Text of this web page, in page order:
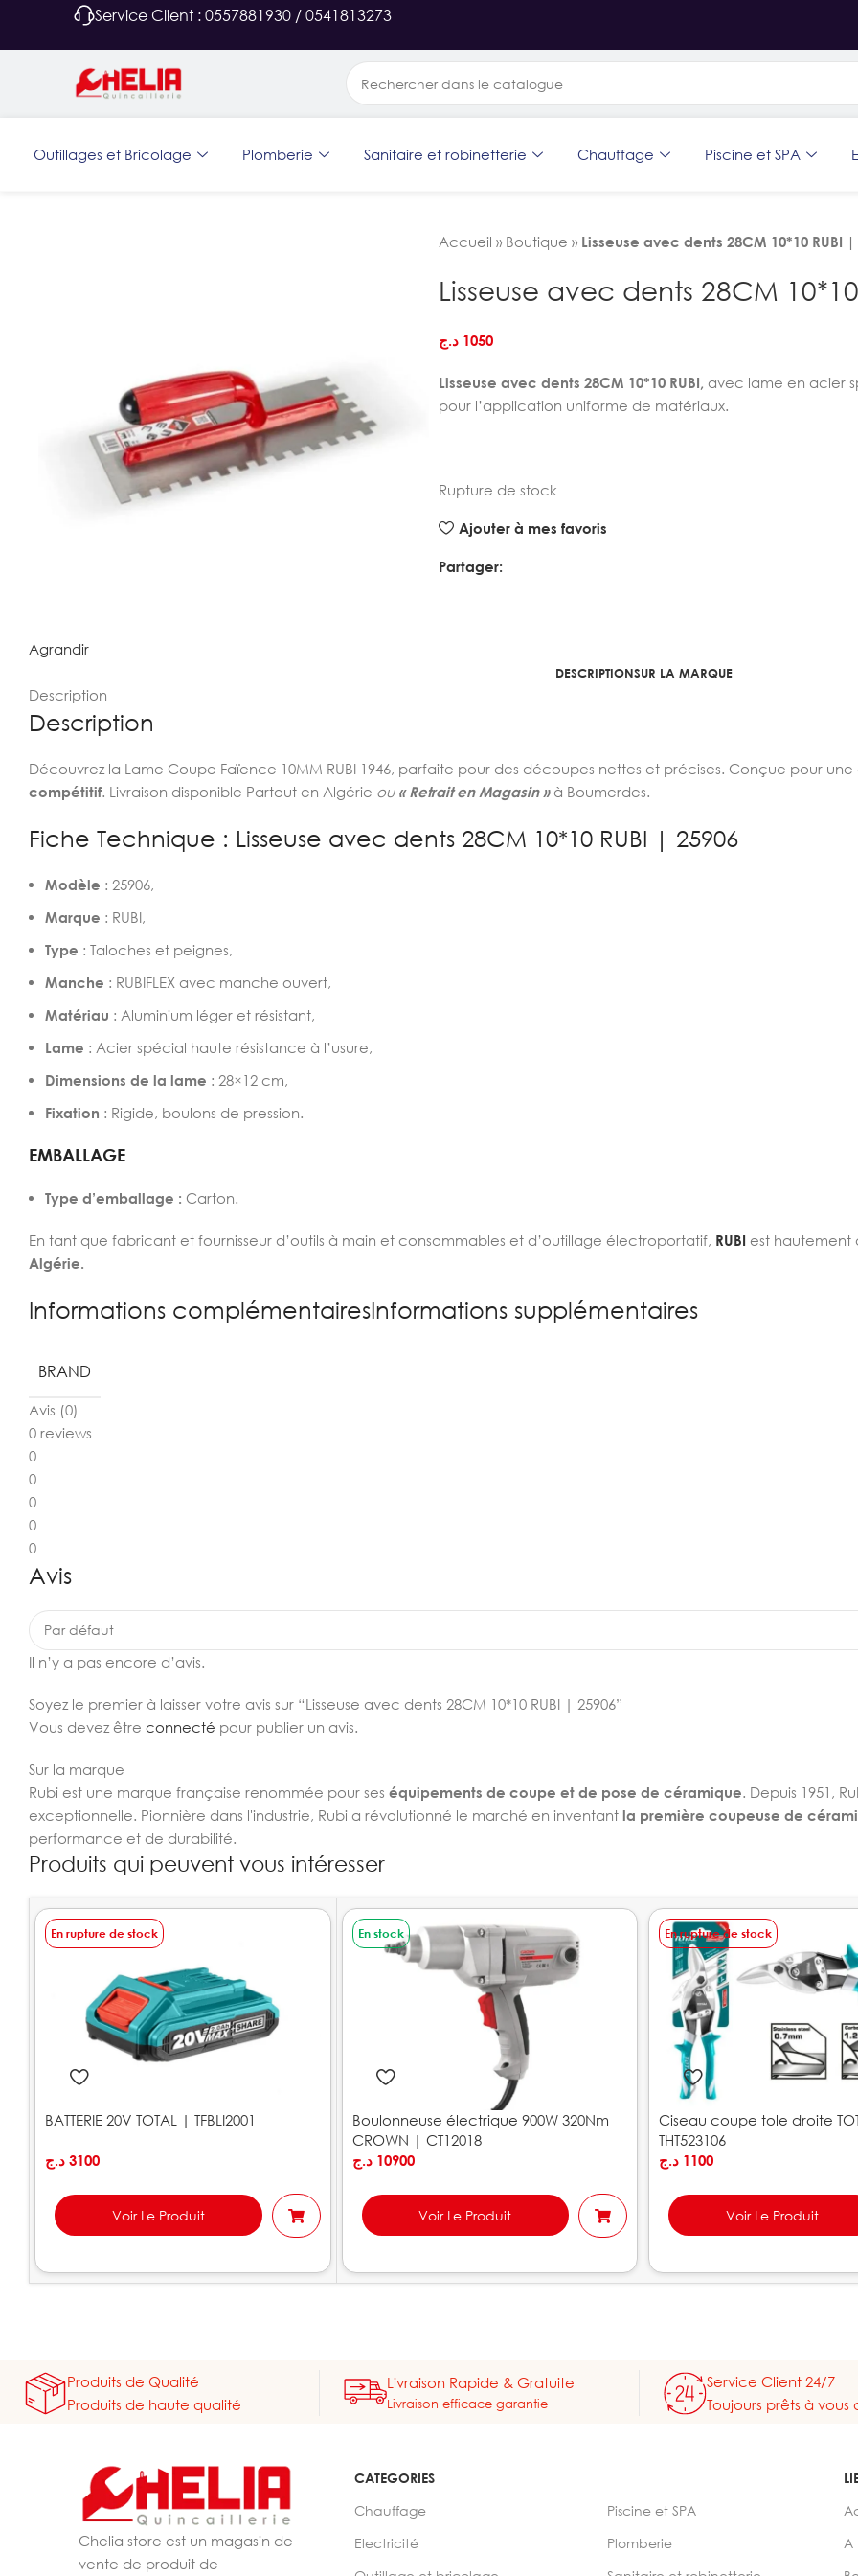
Service Client : 0557881930 / 0541813273
Outillages et Bricolage Plomberie Sanitaire et robinetterie Chauffage Piscine et SPA
Agrandir
Accueil » Boutique » Lisseuse avec dents 28CM 10*10 RUBI |
Lisseuse avec dents 28CM
1050 د.ج
Lisseuse avec dents 28CM 10*10 RUBI, avec lame en acier
pour l’application uniforme de matériaux.
Rupture de stock
Ajouter à mes favoris
Partager:
DESCRIPTIONSUR LA MARQUE
Description
Description
Découvrez la Lame Coupe Faïence 10MM RUBI 1946, parfaite pour des découpes nettes et précises. Conçue pour
compétitif. Livraison disponible Partout en Algérie ou « Retrait en Magasin » à Boumerdes.
Fiche Technique : Lisseuse avec dents 28CM 10*10 RUBI | 25906
Modèle : 25906,
Marque : RUBI,
Type : Taloches et peignes,
Manche : RUBIFLEX avec manche ouvert,
Matériau : Aluminium léger et résistant,
Lame : Acier spécial haute résistance à l’usure,
Dimensions de la lame : 28×12 cm,
Fixation : Rigide, boulons de pression.
EMBALLAGE
Type d’emballage : Carton.
En tant que fabricant et fournisseur d’outils à main et consommables et d’outillage électroportatif, RUBI est
Algérie.
Informations complémentairesInformations supplémentaires
BRAND
Avis (0)
0 reviews
0
0
0
0
0
Avis
Il n’y a pas encore d’avis.
Soyez le premier à laisser votre avis sur “Lisseuse avec dents 28CM 10*10 RUBI | 25906”
Vous devez être connecté pour publier un avis.
Sur la marque
Rubi est une marque française renommée pour ses équipements de coupe et de pose de céramique. Depuis 1951,
exceptionnelle. Pionnière dans l'industrie, Rubi a révolutionné le marché en inventant la première coupeuse de
performance et de durabilité.
Produits qui peuvent vous intéresser
En rupture de stock
BATTERIE 20V TOTAL | TFBLI2001
3100 د.ج
Voir Le Produit
En stock
Boulonneuse électrique 900W 320Nm
CROWN | CT12018
10900 د.ج
Voir Le Produit
En rupture de stock
Ciseau coupe tole droite
THT523106
1100 د.ج
Voir Le Produit
Produits de Qualité
Produits de haute qualité
Livraison Rapide & Gratuite
Livraison efficace garantie
Service Client 24/7
Toujours prêts à vous
Chelia store est un magasin de
vente de produit de
CATEGORIES
Chauffage
Electricité
Piscine et SPA
Plomberie
A